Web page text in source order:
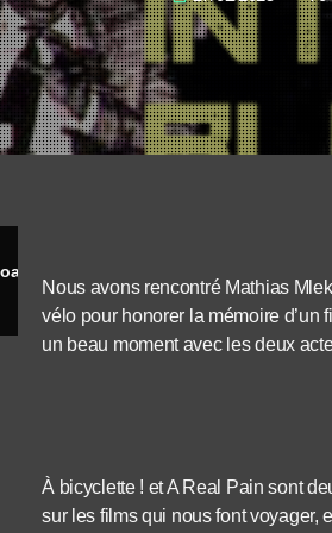
Nous avons rencontré Mathias
vélo pour honorer la mémoire d’un
un beau moment avec les deux
À bicyclette ! et A Real Pain sont
sur les films qui nous font voyager,